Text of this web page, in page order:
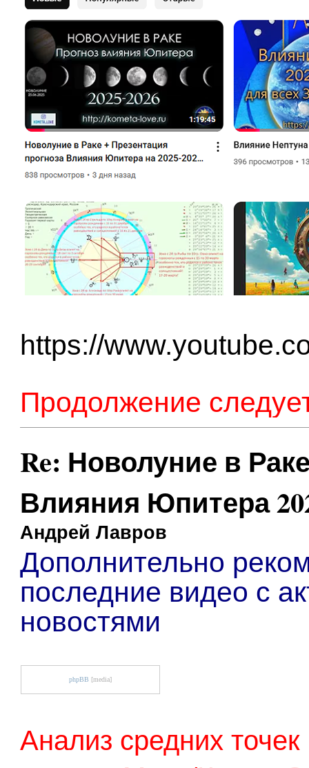
https://
Продолжение
Re: Новолуние в
Влияния Юпитера
Андрей Лавров
Дополнительно
последние видео с
новостями
phpBB [media]
Анализ средних